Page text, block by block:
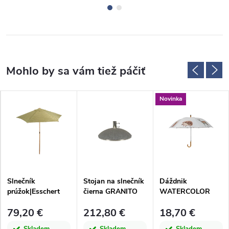
Slnečník
prúžok|Esschert
79,20 €
Stojan na slnečník
čierna GRANITO
V|Esschert Design
212,80 €
Novinka
Dáždnik
WATERCOLOR
zver, pr.120x96cm
18,70 €